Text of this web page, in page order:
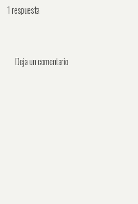
1 respuesta
Deja un comentario